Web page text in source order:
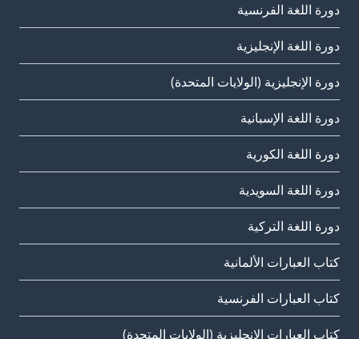
دورة اللغة الفرنسية
دورة اللغة الإنجليزية
دورة الإنجليزية (الولايات المتحدة)
دورة اللغة الإسبانية
دورة اللغة الكورية
دورة اللغة السويدية
دورة اللغة التركية
كتاب العبارات الألمانية
كتاب العبارات الفرنسية
كتاب العبارات الإنجليزية (الولايات المتحدة)